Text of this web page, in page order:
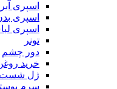
اسپری
اسپری
اسپری
تونر
دور چشم
خرید
ژل شست
سرم